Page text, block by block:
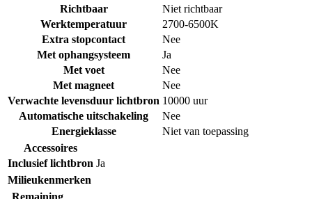
Richtbaar
Niet richtbaar
Werktemperatuur
2700-6500K
Extra stopcontact
Nee
Met ophangsysteem
Ja
Met voet
Nee
Met magneet
Nee
Verwachte levensduur lichtbron 10000 uur
Automatische uitschakeling
Nee
Energieklasse
Niet van toepassing
Accessoires
Inclusief lichtbron Ja
Milieukenmerken
Remaining